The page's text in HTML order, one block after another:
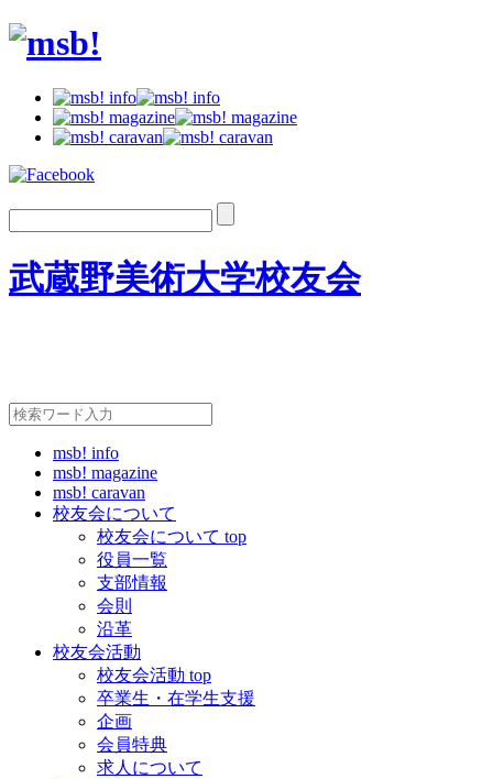
武蔵野美術大学校友会
msb! info
msb! magazine
msb! caravan
校友会について
校友会について top
役員一覧
支部情報
会則
沿革
校友会活動
校友会活動 top
卒業生・在学生支援
企画
会員特典
求人について